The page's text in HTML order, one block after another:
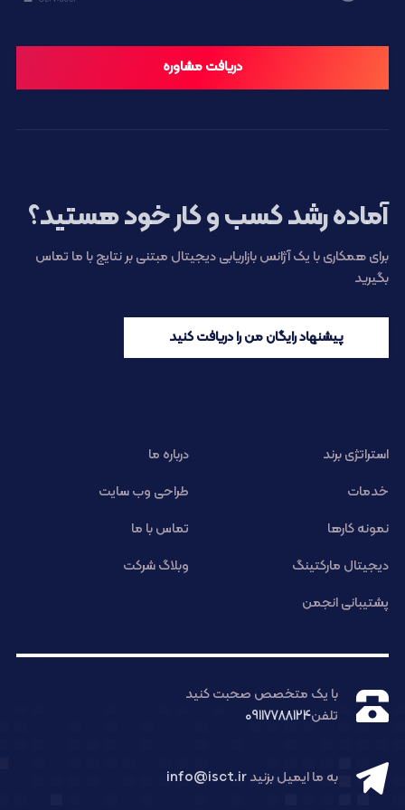
دریافت مشاوره
آماده رشد کسب و کار خود هستید؟
برای همکاری با یک آژانس بازاریابی دیجیتال مبتنی بر نتایج با ما تماس
بگیرید
پیشنهاد رایگان من را دریافت کنید
استراتژی برند
درباره ما
خدمات
طراحی وب سایت
نمونه کارها
تماس با ما
دیجیتال مارکتینگ
وبلاگ شرکت
پشتیبانی انجمن
با یک متخصص صحبت کنید
تلفن09117788124
به ما ایمیل بزنیدinfo@isct.ir